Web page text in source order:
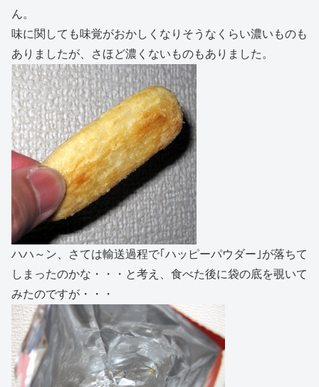
ん。
味に関しても味覚がおかしくなりそうなくらい濃いものも
ありましたが、さほど濃くないものもありました。
ハハ～ン、さては輸送過程で｢ハッピーパウダー｣が落ちて
しまったのかな・・・と考え、食べた後に袋の底を覗いて
みたのですが・・・